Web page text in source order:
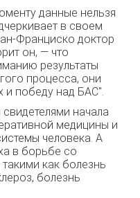
данные нельзя
в своем
Франциско доктор
он, — что
результаты
процесса, они
и победу над БАС".
начала
медицины и
человека. А
в борьбе со
как болезнь
болезнь